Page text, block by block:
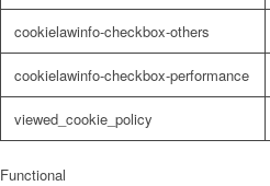
cookielawinfo-checkbox-others
cookielawinfo-checkbox-performance
viewed_cookie_policy
Functional